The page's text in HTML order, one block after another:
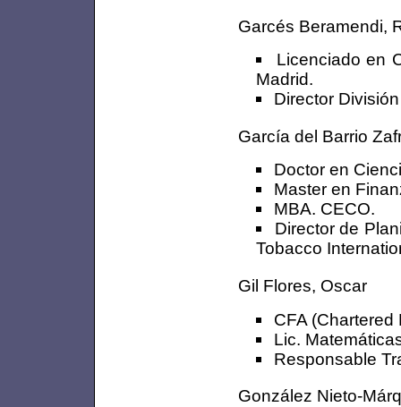
Garcés Beramendi,
Licenciado en
Madrid.
Director
García del Barrio
Doctor en
Master en
MBA. CECO.
Director de
Tobacco
Gil Flores, Oscar
CFA (Chartered
Lic.
Responsable
González Nieto-